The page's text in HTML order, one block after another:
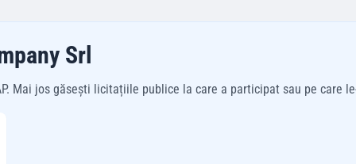
Srl
Mai jos găsești licitațiile publice la care a participat sau pe